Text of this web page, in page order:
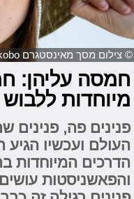
© צילום מסך מאינסטגרם etikobo@
חמסה עליהן:
מיוחדות ללבוש
פנינים פה, פנינים
העולם ועכשיו
הדרכים המיוחדות
והפאשניסטות